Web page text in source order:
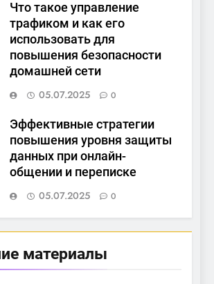
Что такое управление
трафиком и как его
использовать для
повышения безопасности
домашней сети
05.07.2025
0
Эффективные стратегии
повышения уровня защиты
данных при онлайн-
общении и переписке
05.07.2025
0
материалы